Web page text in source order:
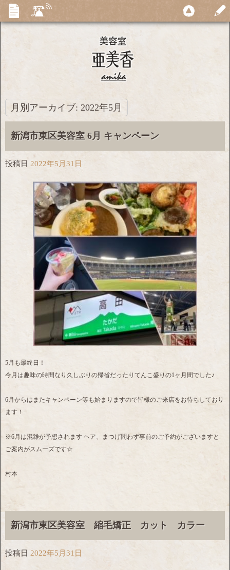
月別アーカイブ: 2022年5月
新潟市東区美容室 6月 キャンペーン
投稿日 2022年5月31日
5月も最終日！
今月は趣味の時間なり久しぶりの帰省だったりてんこ盛りの1ヶ月間でした♪
6月からはまたキャンペーン等も始まりますので皆様のご来店をお待ちしており
ます！
※6月は混雑が予想されます ヘア、まつげ問わず事前のご予約がございますと
ご案内がスムーズです☆
村本
新潟市東区美容室 縮毛矯正 カット カラー
投稿日 2022年5月31日